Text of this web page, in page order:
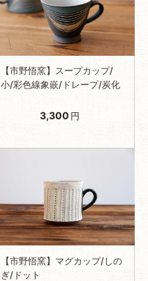
【市野悟窯】スープカップ/
小/彩色線象嵌/ドレープ/炭化
3,300 円
【市野悟窯】マグカップ/しの
ぎ/ドット